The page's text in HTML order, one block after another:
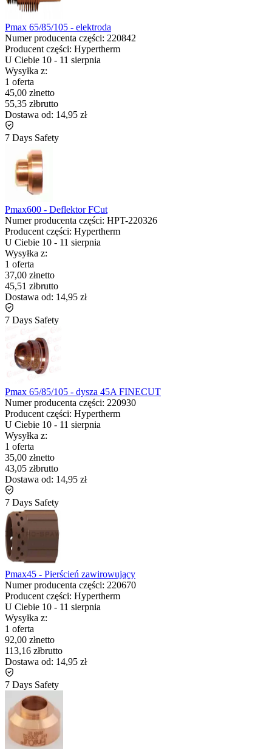
Pmax 65/85/105 - elektroda
Numer producenta części: 220842
Producent części: Hypertherm
U Ciebie 10 - 11 sierpnia
Wysyłka z:
1 oferta
45,00 złnetto
55,35 złbrutto
Dostawa od: 14,95 zł
7 Days Safety
Pmax600 - Deflektor FCut
Numer producenta części: HPT-220326
Producent części: Hypertherm
U Ciebie 10 - 11 sierpnia
Wysyłka z:
1 oferta
37,00 złnetto
45,51 złbrutto
Dostawa od: 14,95 zł
7 Days Safety
Pmax 65/85/105 - dysza 45A FINECUT
Numer producenta części: 220930
Producent części: Hypertherm
U Ciebie 10 - 11 sierpnia
Wysyłka z:
1 oferta
35,00 złnetto
43,05 złbrutto
Dostawa od: 14,95 zł
7 Days Safety
Pmax45 - Pierścień zawirowujący
Numer producenta części: 220670
Producent części: Hypertherm
U Ciebie 10 - 11 sierpnia
Wysyłka z:
1 oferta
92,00 złnetto
113,16 złbrutto
Dostawa od: 14,95 zł
7 Days Safety